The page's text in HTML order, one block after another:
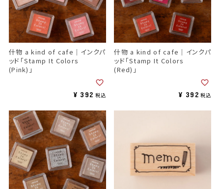
什物 a kind of cafe｜インクパ
ッド「Stamp It Colors
(Pink)」
¥ 392 税込
什物 a kind of cafe｜インクパ
ッド「Stamp It Colors
(Red)」
¥ 392 税込